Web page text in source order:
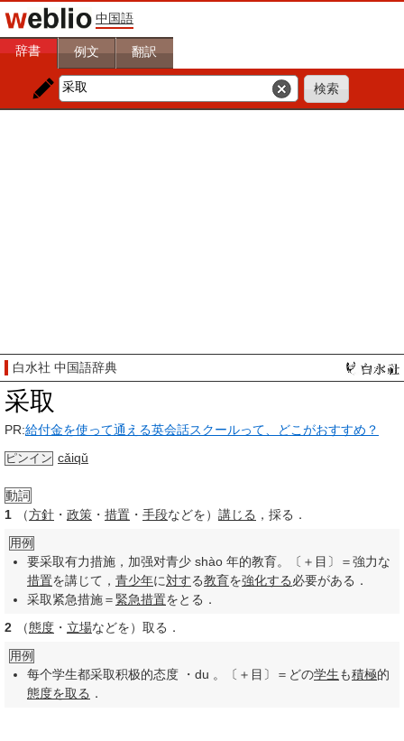
中国語
辞書 例文 翻訳
白水社 中国語辞典
采取
PR:給付金を使って通える英会話スクールって、どこがおすすめ？
ピンイン cǎiqǔ
動詞
1
（方針 ・ 政策 ・ 措置 ・ 手段などを） 講じる ，採る．
用例
要采取有力措施，加强对青少 shào 年的教育。〔＋目〕＝強力な
措置を講じて， 青少年に対する教育を強化する必要がある．
采取紧急措施＝ 緊急措置をとる．
2
（態度 ・ 立場などを）取る．
用例
每个学生都采取积极的态度 ・du 。〔＋目〕＝どの学生も積極的
態度を取る ．